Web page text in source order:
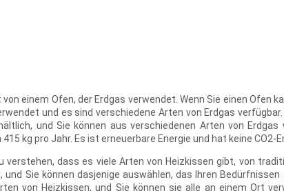
von einem Ofen, der Erdgas verwendet. Wenn Sie einen
und es sind verschiedene Arten von Erdgas
und Sie können aus verschiedenen Arten von
kg pro Jahr. Es ist erneuerbare Energie und hat keine CO2-
verstehen, dass es viele Arten von Heizkissen gibt, von
und Sie können dasjenige auswählen, das Ihren
von Heizkissen, und Sie können sie alle an einem Ort